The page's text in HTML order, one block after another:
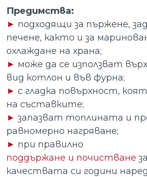
Предимства:
► подходящи за пържене,
печене, както и за
охлаждане на храна;
► може да се използват
вид котлон и във фурна;
► с гладка повърхност,
на съставките;
► запазват топлината и
равномерно нагряване;
► при правилно
поддържане и почистване
качествата си години